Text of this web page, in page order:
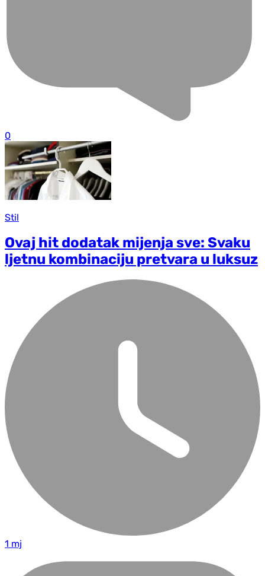
0
Stil
Ovaj hit dodatak mijenja sve: Svaku
ljetnu kombinaciju pretvara u luksuz
1 mj